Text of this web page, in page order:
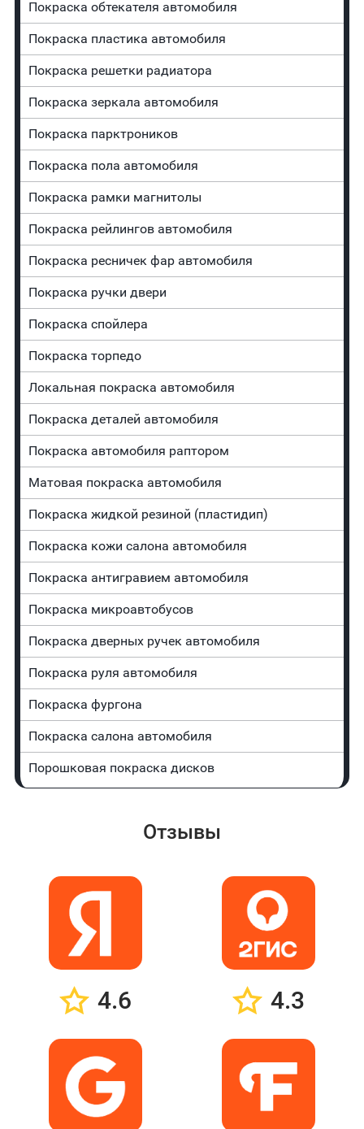
Покраска обтекателя автомобиля
Покраска пластика автомобиля
Покраска решетки радиатора
Покраска зеркала автомобиля
Покраска парктроников
Покраска пола автомобиля
Покраска рамки магнитолы
Покраска рейлингов автомобиля
Покраска ресничек фар автомобиля
Покраска ручки двери
Покраска спойлера
Покраска торпедо
Локальная покраска автомобиля
Покраска деталей автомобиля
Покраска автомобиля раптором
Матовая покраска автомобиля
Покраска жидкой резиной (пластидип)
Покраска кожи салона автомобиля
Покраска антигравием автомобиля
Покраска микроавтобусов
Покраска дверных ручек автомобиля
Покраска руля автомобиля
Покраска фургона
Покраска салона автомобиля
Порошковая покраска дисков
Отзывы
4.6 4.3